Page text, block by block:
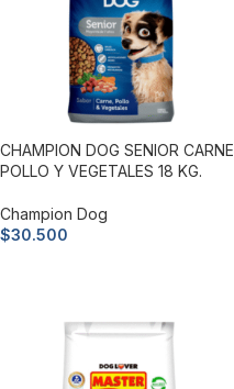
CHAMPION DOG SENIOR CARNE,
POLLO Y VEGETALES 18 KG.
Champion Dog
$30.500